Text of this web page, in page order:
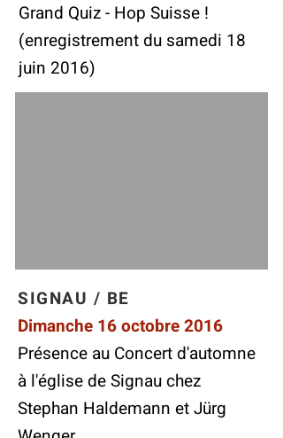
Grand Quiz - Hop Suisse !
(enregistrement du samedi 18
juin 2016)
SIGNAU / BE
Dimanche 16 octobre 2016
Présence au Concert d'automne
à l'église de Signau chez
Stephan Haldemann et Jürg